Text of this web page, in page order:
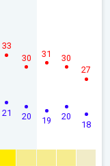
21
33
20
30
19
31
20
30
18
27